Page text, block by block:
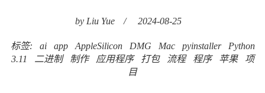
by Liu Yue / 2024-08-25
标签: ai app AppleSilicon DMG Mac pyinstaller
Python
3.11
二进制 制作 应用程序 打包 流程 程序 苹果
项
目